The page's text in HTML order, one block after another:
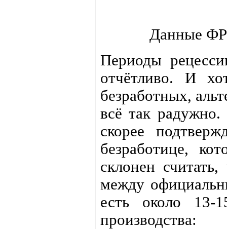
Данные
Периоды
отчётливо. И
безработных,
всё так
скорее
безработице,
склонен
между
есть около 13-
производства: